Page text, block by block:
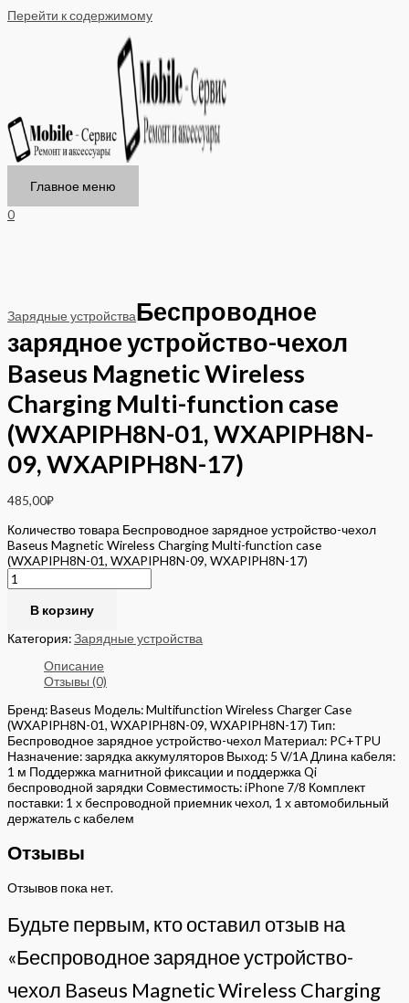
Перейти к содержимому
Главное меню
0
Зарядные устройстваБеспроводное
зарядное устройство-чехол
Baseus Magnetic Wireless
Charging Multi-function case
(WXAPIPH8N-01, WXAPIPH8N-
09, WXAPIPH8N-17)
485,00₽
Количество товара Беспроводное зарядное устройство-чехол
Baseus Magnetic Wireless Charging Multi-function case
(WXAPIPH8N-01, WXAPIPH8N-09, WXAPIPH8N-17)
В корзину
Категория:Зарядные устройства
Описание
Отзывы (0)
Бренд: Baseus Модель: Multifunction Wireless Charger Case
(WXAPIPH8N-01, WXAPIPH8N-09, WXAPIPH8N-17) Тип:
Беспроводное зарядное устройство-чехол Материал: PC+TPU
Назначение: зарядка аккумуляторов Выход: 5 V/1A Длина кабеля:
1 м Поддержка магнитной фиксации и поддержка Qi
беспроводной зарядки Совместимость: iPhone 7/8 Комплект
поставки: 1 х беспроводной приемник чехол, 1 х автомобильный
держатель с кабелем
Отзывы
Отзывов пока нет.
Будьте первым, кто оставил отзыв на
«Беспроводное зарядное устройство-
чехол Baseus Magnetic Wireless Charging